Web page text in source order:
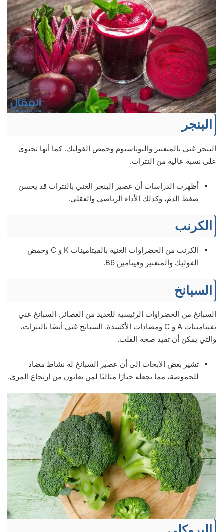
البنجر
البنجر غني بالمنغنيز والبوتاسيوم وحمض الفوليك. كما أنها تحتوي
على نسبة عالية من النترات.
أظهرت الدراسات أن عصير البنجر الغني بالنترات قد يحسن
ضغط الدم، وكذلك الأداء الرياضي والعقلي.
الكرنب
الكرنب من الخضراوات الغنية بالفيتامينات K و C وحمض
الفوليك والمنغنيز وفيتامين B6.
السبانخ
السبانخ من الخضراوات الرئيسية للعديد من العصائر. السبانخ غني
بفيتامينات A و C ومضادات الأكسدة. السبانخ غني أيضًا بالنترات،
والتي يمكن أن تفيد صحة القلب.
تشير بعض الأبحاث إلى أن عصير السبانخ له نشاط مضاد
للحموضة، مما يجعله خيارًا مثاليًا لمن يعانون من ارتجاع المرئ.